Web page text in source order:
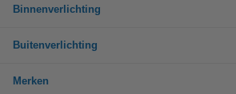
Binnenverlichting
Buitenverlichting
Merken